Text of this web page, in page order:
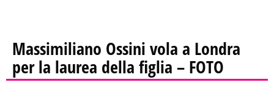
Massimiliano Ossini vola a Londra
per la laurea della figlia – FOTO